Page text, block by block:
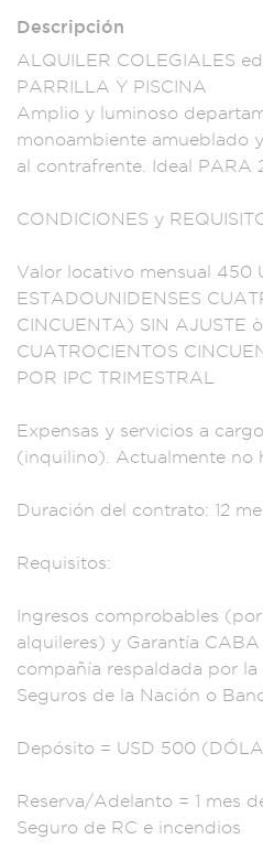
Descripción
ALQUILER COLEGIALES
PARRILLA Y PISCINA
Amplio y luminoso dep
monoambiente amueblado
al contrafrente. Ideal PARA
CONDICIONES y
Valor locativo mensual 450
ESTADOUNIDENSES CUAT
CINCUENTA) SIN AJUSTE
CUATROCIENTOS
POR IPC TRIMESTRAL
Expensas y servicios a carg
(inquilino) . Actualmente no
Duración del contrato: 12
Requisitos:
Ingresos comprobables
a lquileres) y Garantía CABA
compañía respaldada por l a
Seguros de la Nación o
Depósito = USD 500
Reserva/Adelanto = 1 mes
Seguro de RC e incendios